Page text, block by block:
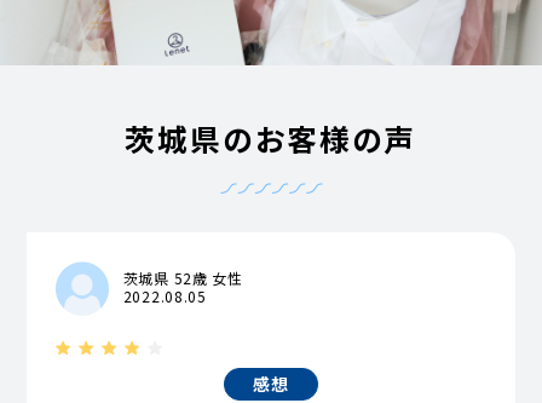
茨城県のお客様の声
茨城県 52歳 女性
2022.08.05
感想